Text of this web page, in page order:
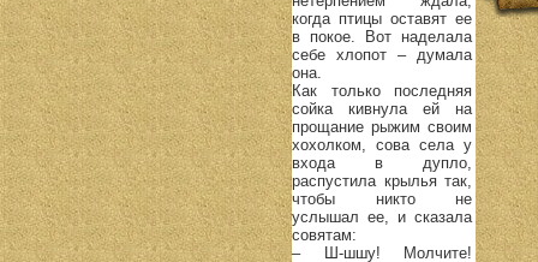
когда птицы оставят ее
в покое. Вот наделала
себе хлопот – думала
она.
Как только последняя
сойка кивнула ей на
прощание рыжим своим
хохолком, сова села у
входа в дупло,
распустила крылья так,
чтобы никто не
услышал ее, и сказала
совятам:
– Ш-шшу! Молчите!